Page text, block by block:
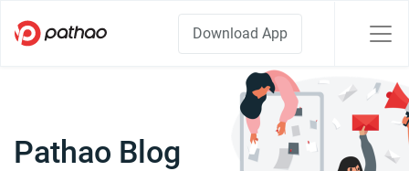
Download App
Pathao Blog